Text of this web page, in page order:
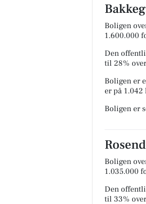
Boligen
1.600.000
Den
til 28%
Boligen er
er på 1.042
Boligen er
Boligen
1.035.000
Den
til 33%